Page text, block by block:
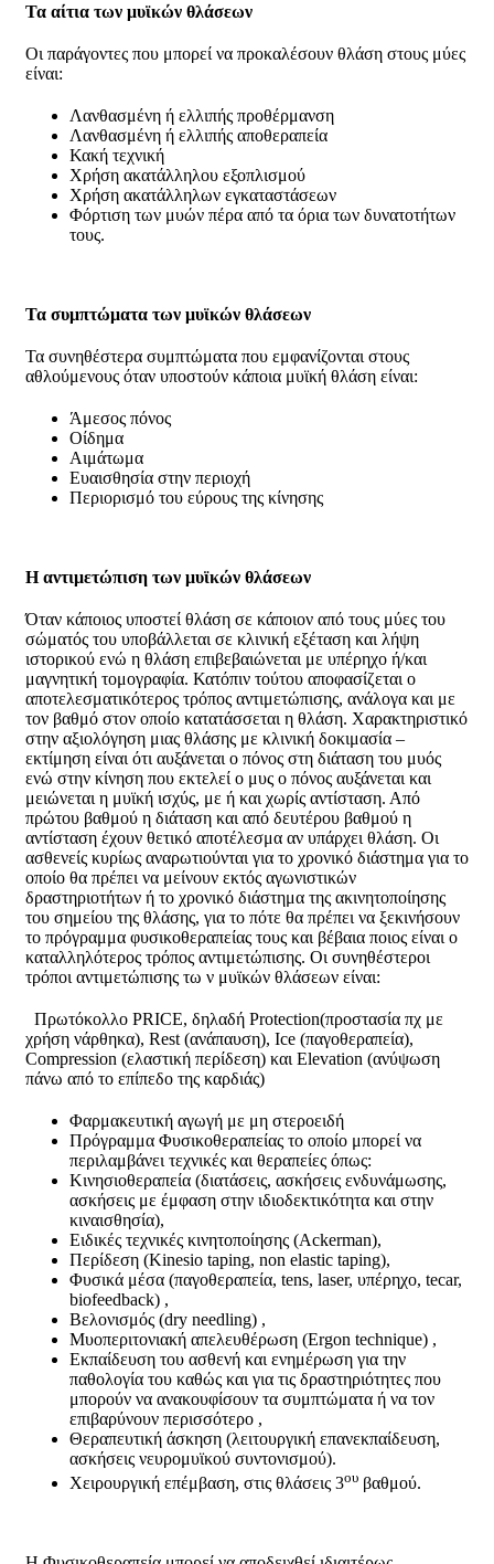
Τα αίτια των μυϊκών θλάσεων
Οι παράγοντες που μπορεί να προκαλέσουν θλάση στους μύες
είναι:
Λανθασμένη ή ελλιπής προθέρμανση
Λανθασμένη ή ελλιπής αποθεραπεία
Κακή τεχνική
Χρήση ακατάλληλου εξοπλισμού
Χρήση ακατάλληλων εγκαταστάσεων
Φόρτιση των μυών πέρα από τα όρια των δυνατοτήτων
τους.
Τα συμπτώματα των μυϊκών θλάσεων
Τα συνηθέστερα συμπτώματα που εμφανίζονται στους
αθλούμενους όταν υποστούν κάποια μυϊκή θλάση είναι:
Άμεσος πόνος
Οίδημα
Αιμάτωμα
Ευαισθησία στην περιοχή
Περιορισμό του εύρους της κίνησης
Η αντιμετώπιση των μυϊκών θλάσεων
Όταν κάποιος υποστεί θλάση σε κάποιον από τους μύες του
σώματός του υποβάλλεται σε κλινική εξέταση και λήψη
ιστορικού ενώ η θλάση επιβεβαιώνεται με υπέρηχο ή/και
μαγνητική τομογραφία. Κατόπιν τούτου αποφασίζεται ο
αποτελεσματικότερος τρόπος αντιμετώπισης, ανάλογα και με
τον βαθμό στον οποίο κατατάσσεται η θλάση. Χαρακτηριστικό
στην αξιολόγηση μιας θλάσης με κλινική δοκιμασία –
εκτίμηση είναι ότι αυξάνεται ο πόνος στη διάταση του μυός
ενώ στην κίνηση που εκτελεί ο μυς ο πόνος αυξάνεται και
μειώνεται η μυϊκή ισχύς, με ή και χωρίς αντίσταση. Από
πρώτου βαθμού η διάταση και από δευτέρου βαθμού η
αντίσταση έχουν θετικό αποτέλεσμα αν υπάρχει θλάση. Οι
ασθενείς κυρίως αναρωτιούνται για το χρονικό διάστημα για το
οποίο θα πρέπει να μείνουν εκτός αγωνιστικών
δραστηριοτήτων ή το χρονικό διάστημα της ακινητοποίησης
του σημείου της θλάσης, για το πότε θα πρέπει να ξεκινήσουν
το πρόγραμμα φυσικοθεραπείας τους και βέβαια ποιος είναι ο
καταλληλότερος τρόπος αντιμετώπισης. Οι συνηθέστεροι
τρόποι αντιμετώπισης τω ν μυϊκών θλάσεων είναι:
Πρωτόκολλο PRICE, δηλαδή Protection(προστασία πχ με
χρήση νάρθηκα), Rest (ανάπαυση), Ice (παγοθεραπεία),
Compression (ελαστική περίδεση) και Elevation (ανύψωση
πάνω από το επίπεδο της καρδιάς)
Φαρμακευτική αγωγή με μη στεροειδή
Πρόγραμμα Φυσικοθεραπείας το οποίο μπορεί να
περιλαμβάνει τεχνικές και θεραπείες όπως:
Κινησιοθεραπεία (διατάσεις, ασκήσεις ενδυνάμωσης,
ασκήσεις με έμφαση στην ιδιοδεκτικότητα και στην
κιναισθησία),
Ειδικές τεχνικές κινητοποίησης (Ackerman),
Περίδεση (Kinesio taping, non elastic taping),
Φυσικά μέσα (παγοθεραπεία, tens, laser, υπέρηχο, tecar,
biofeedback) ,
Βελονισμός (dry needling) ,
Μυοπεριτονιακή απελευθέρωση (Ergon technique) ,
Εκπαίδευση του ασθενή και ενημέρωση για την
παθολογία του καθώς και για τις δραστηριότητες που
μπορούν να ανακουφίσουν τα συμπτώματα ή να τον
επιβαρύνουν περισσότερο ,
Θεραπευτική άσκηση (λειτουργική επανεκπαίδευση,
ασκήσεις νευρομυϊκού συντονισμού).
Χειρουργική επέμβαση, στις θλάσεις 3ου βαθμού.